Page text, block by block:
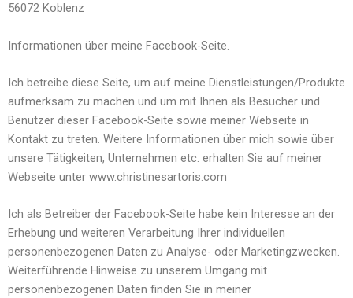
56072 Koblenz
Informationen über meine Facebook-Seite.
Ich betreibe diese Seite, um auf meine Dienstleistungen/Produkte
aufmerksam zu machen und um mit Ihnen als Besucher und
Benutzer dieser Facebook-Seite sowie meiner Webseite in
Kontakt zu treten. Weitere Informationen über mich sowie über
unsere Tätigkeiten, Unternehmen etc. erhalten Sie auf meiner
Webseite unter www.christinesartoris.com
Ich als Betreiber der Facebook-Seite habe kein Interesse an der
Erhebung und weiteren Verarbeitung Ihrer individuellen
personenbezogenen Daten zu Analyse- oder Marketingzwecken.
Weiterführende Hinweise zu unserem Umgang mit
personenbezogenen Daten finden Sie in meiner